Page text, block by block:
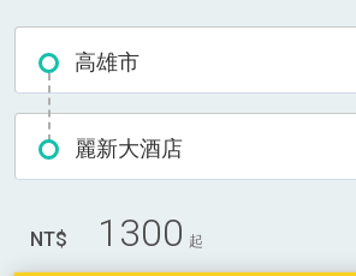
高雄市
麗新大酒店
NT$ 1300 起